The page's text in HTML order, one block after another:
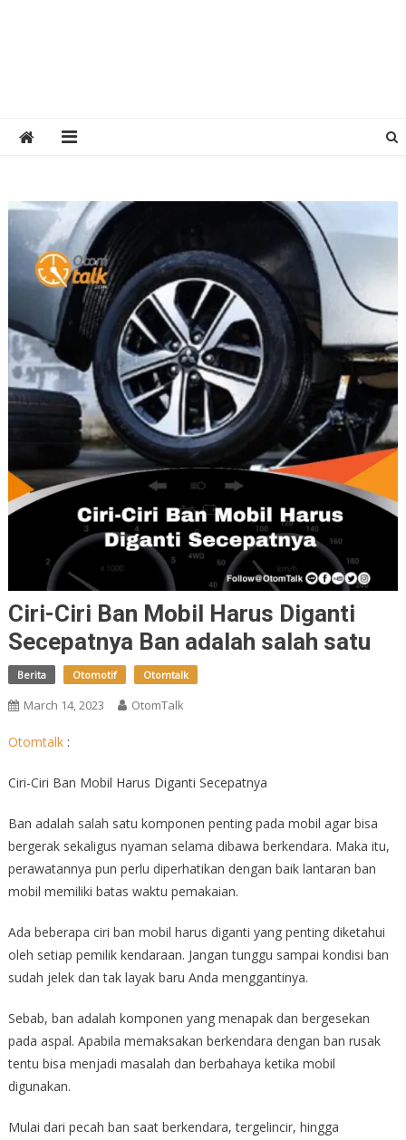
Ciri-Ciri Ban Mobil Harus Diganti
Secepatnya Ban adalah salah satu
Berita Otomotif Otomtalk
March 14, 2023 OtomTalk
Otomtalk:
Ciri-Ciri Ban Mobil Harus Diganti Secepatnya
Ban adalah salah satu komponen penting pada mobil agar bisa
bergerak sekaligus nyaman selama dibawa berkendara. Maka itu,
perawatannya pun perlu diperhatikan dengan baik lantaran ban
mobil memiliki batas waktu pemakaian.
Ada beberapa ciri ban mobil harus diganti yang penting diketahui
oleh setiap pemilik kendaraan. Jangan tunggu sampai kondisi ban
sudah jelek dan tak layak baru Anda menggantinya.
Sebab, ban adalah komponen yang menapak dan bergesekan
pada aspal. Apabila memaksakan berkendara dengan ban rusak
tentu bisa menjadi masalah dan berbahaya ketika mobil
digunakan.
Mulai dari pecah ban saat berkendara, tergelincir, hingga